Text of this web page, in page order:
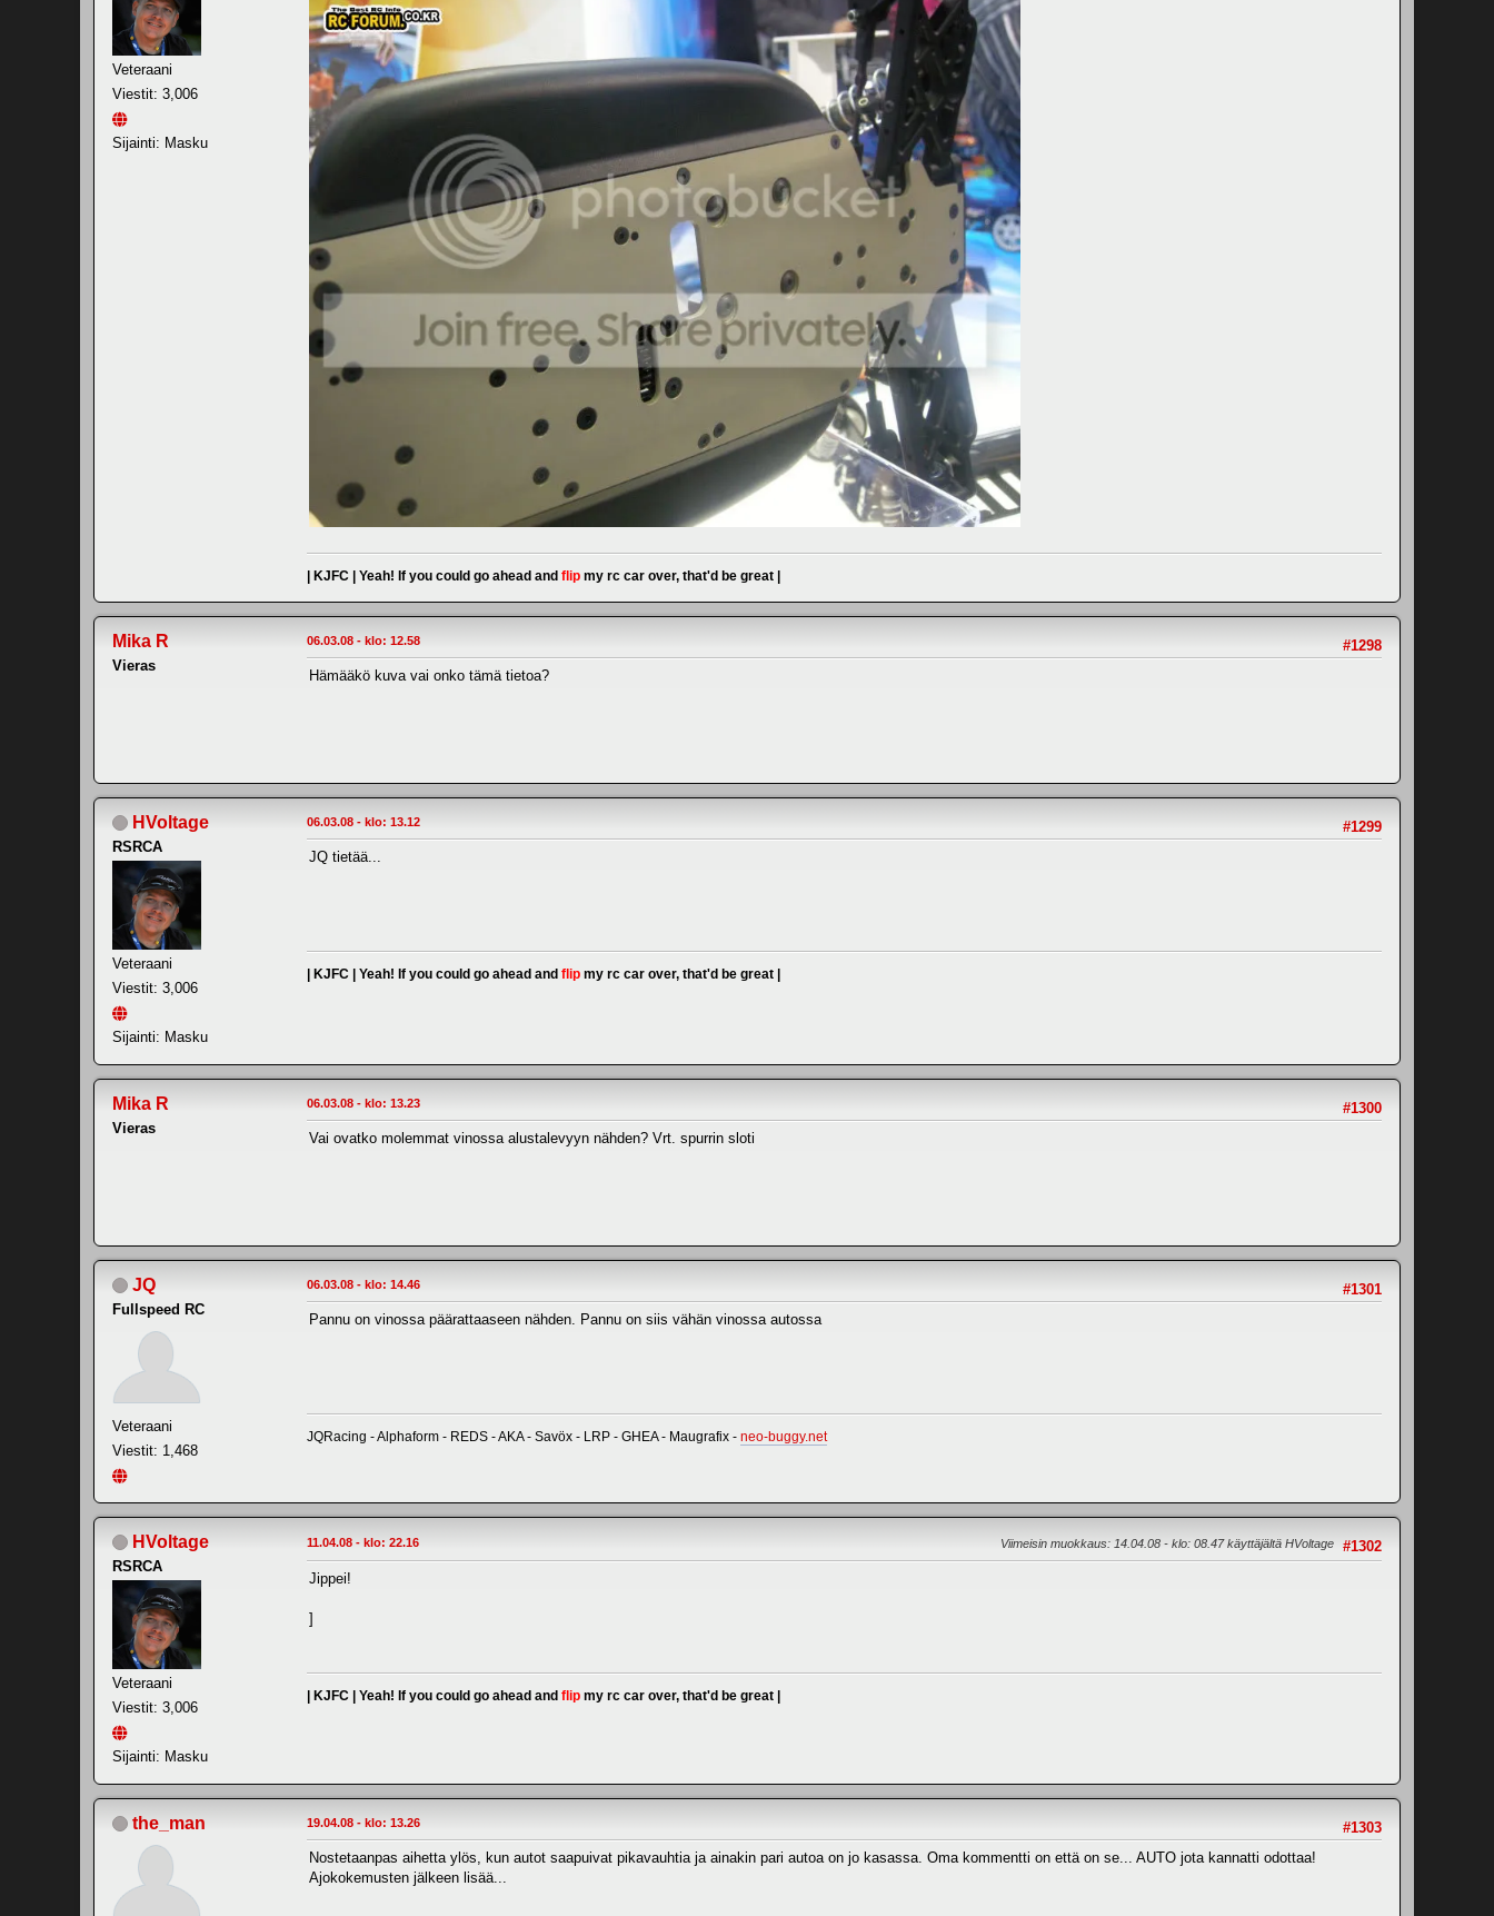
Veteraani
Viestit: 3,006
Sijainti: Masku
| KJFC | Yeah! If you could go ahead and flip my rc car over, that'd be great |
Mika R
Vieras
#1298
06.03.08 - klo: 12.58
Hämääkö kuva vai onko tämä tietoa?
HVoltage
RSRCA
Veteraani
Viestit: 3,006
Sijainti: Masku
#1299
06.03.08 - klo: 13.12
JQ tietää...
| KJFC | Yeah! If you could go ahead and flip my rc car over, that'd be great |
Mika R
Vieras
#1300
06.03.08 - klo: 13.23
Vai ovatko molemmat vinossa alustalevyyn nähden? Vrt. spurrin sloti
JQ
Fullspeed RC
Veteraani
Viestit: 1,468
#1301
06.03.08 - klo: 14.46
Pannu on vinossa päärattaaseen nähden. Pannu on siis vähän vinossa autossa
JQRacing - Alphaform - REDS - AKA - Savöx - LRP - GHEA - Maugrafix - neo-buggy.net
HVoltage
RSRCA
Veteraani
Viestit: 3,006
Sijainti: Masku
#1302
11.04.08 - klo: 22.16 Viimeisin muokkaus: 14.04.08 - klo: 08.47 käyttäjältä HVoltage
Jippei!
]
| KJFC | Yeah! If you could go ahead and flip my rc car over, that'd be great |
the_man #1303
19.04.08 - klo: 13.26
Nostetaanpas aihetta ylös, kun autot saapuivat pikavauhtia ja ainakin pari autoa on jo kasassa. Oma kommentti on että on se... AUTO jota kannatti odottaa!
Ajokokemusten jälkeen lisää...